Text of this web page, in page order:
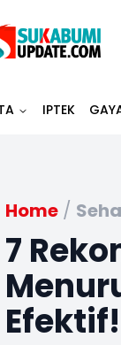
IPTEK
Home /
7
Efektif!